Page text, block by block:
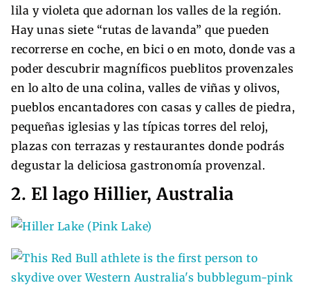
lila y violeta que adornan los valles de la región.
Hay unas siete “rutas de lavanda” que pueden
recorrerse en coche, en bici o en moto, donde vas a
poder descubrir magníficos pueblitos provenzales
en lo alto de una colina, valles de viñas y olivos,
pueblos encantadores con casas y calles de piedra,
pequeñas iglesias y las típicas torres del reloj,
plazas con terrazas y restaurantes donde podrás
degustar la deliciosa gastronomía provenzal.
2. El lago Hillier, Australia